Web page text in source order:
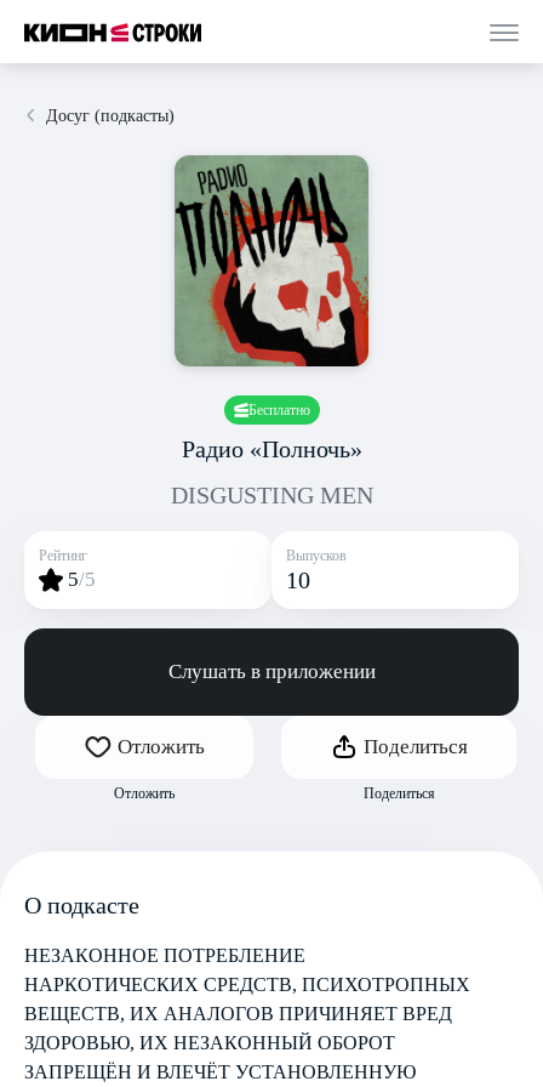
Досуг (подкасты)
Бесплатно
Радио «Полночь»
DISGUSTING MEN
Рейтинг
5/5
Выпусков
10
Слушать в приложении
Отложить
Отложить
Поделиться
Поделиться
О подкасте
НЕЗАКОННОЕ ПОТРЕБЛЕНИЕ
НАРКОТИЧЕСКИХ СРЕДСТВ, ПСИХОТРОПНЫХ
ВЕЩЕСТВ, ИХ АНАЛОГОВ ПРИЧИНЯЕТ ВРЕД
ЗДОРОВЬЮ, ИХ НЕЗАКОННЫЙ ОБОРОТ
ЗАПРЕЩЁН И ВЛЕЧЁТ УСТАНОВЛЕННУЮ